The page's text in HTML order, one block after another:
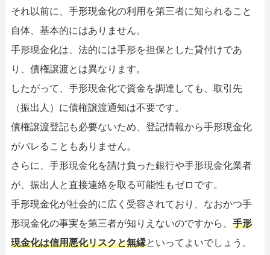
それ以前に、手形現金化の利用を第三者に知られること
自体、基本的にはありません。
手形現金化は、法的には手形を担保とした貸付けであ
り、債権譲渡とは異なります。
したがって、手形現金化で資金を調達しても、取引先
（振出人）に債権譲渡通知は不要です。
債権譲渡登記も必要ないため、登記情報から手形現金化
がバレることもありません。
さらに、手形現金化を請け負った銀行や手形現金化業者
が、振出人と直接連絡を取る可能性もゼロです。
手形現金化が社会的に広く受容されており、なおかつ手
形現金化の事実を第三者が知りえないのですから、 手形
現金化は信用悪化リスクと無縁といってよいでしょう。